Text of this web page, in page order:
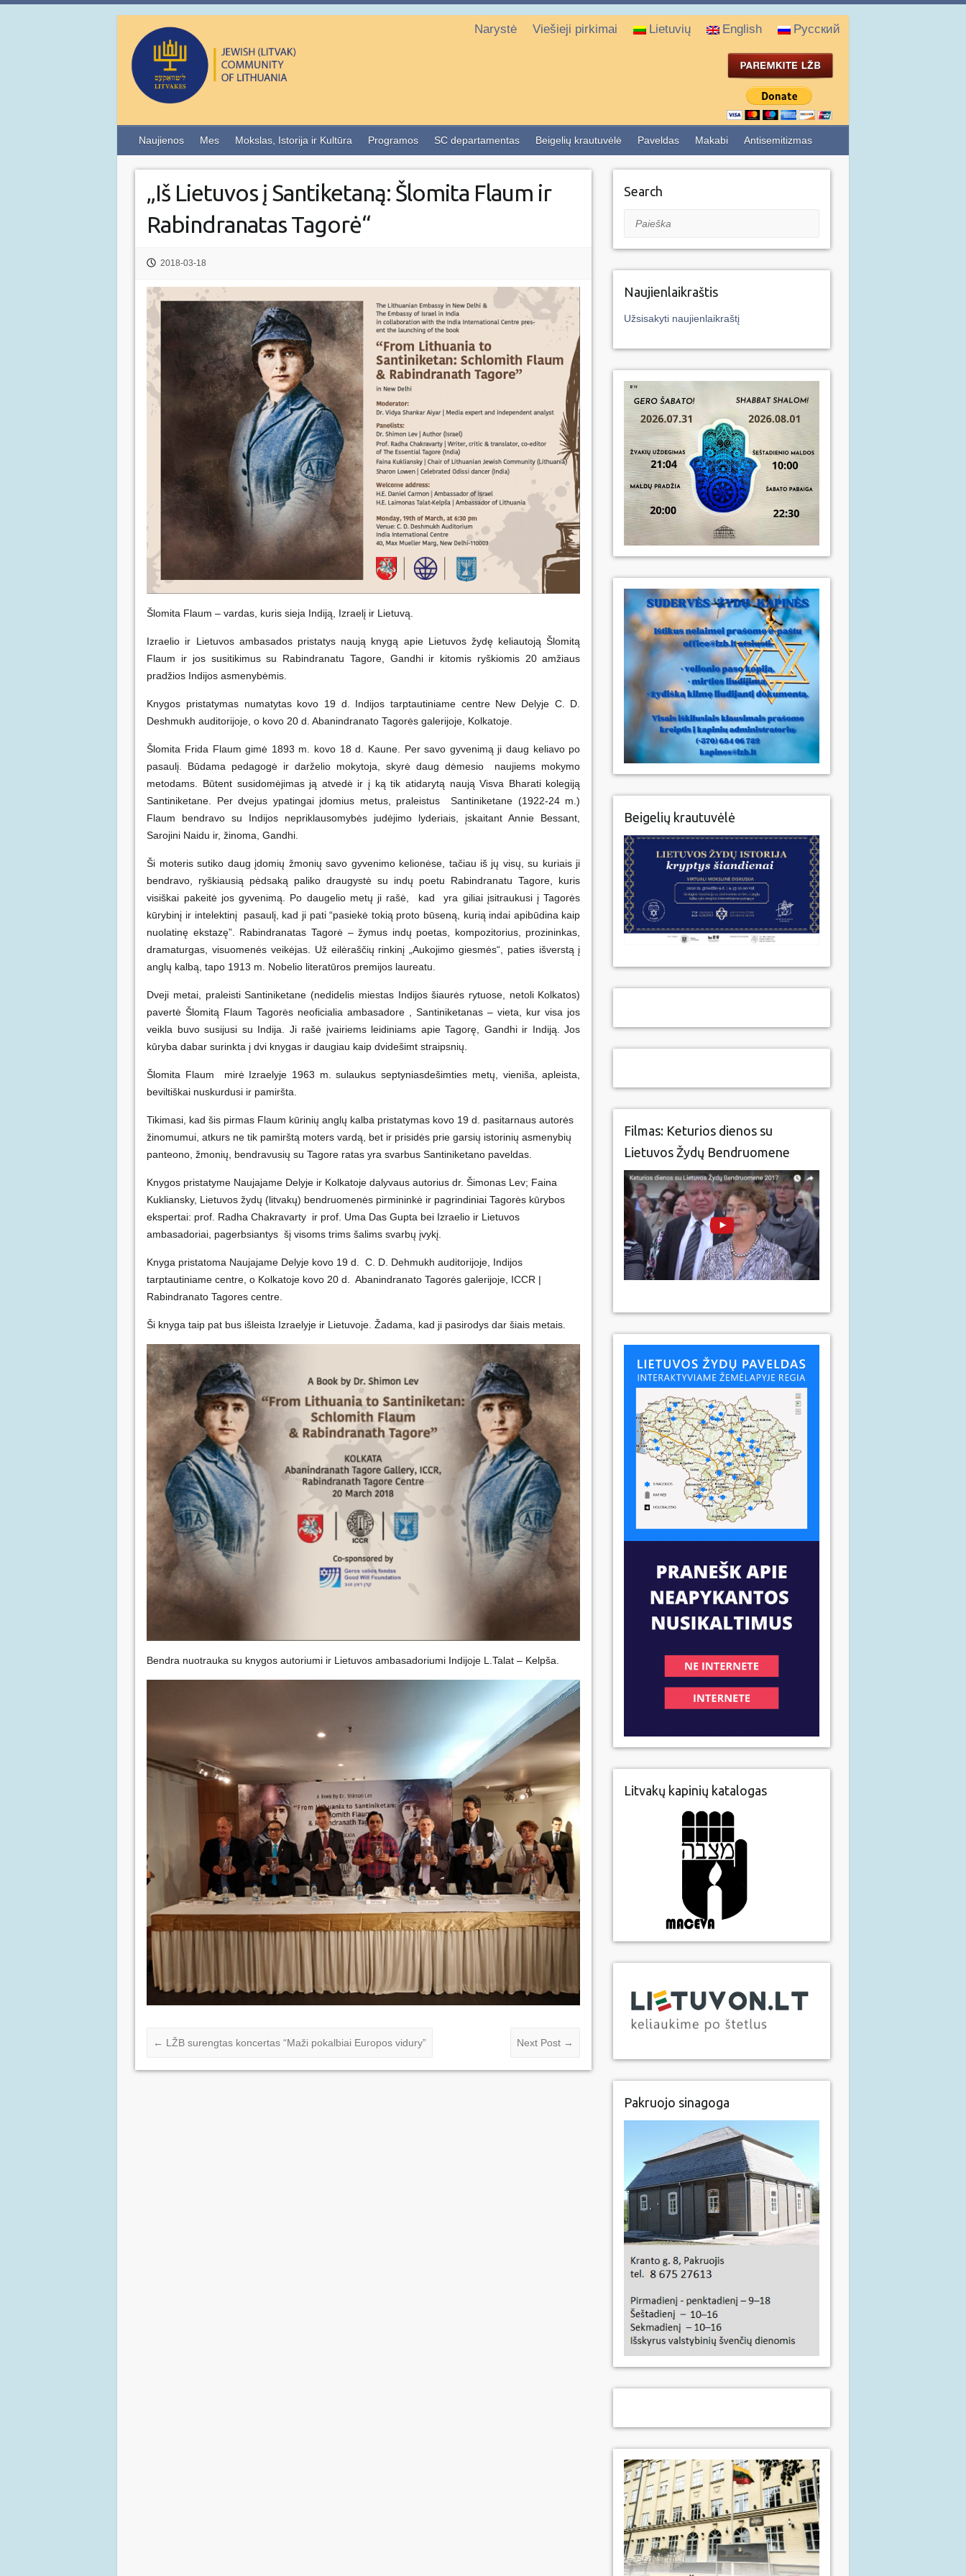
Narystė Viešieji pirkimai Lietuvių English Русский
Naujienos Mes Mokslas, Istorija ir Kultūra Programos SC departamentas Beigelių krautuvėlė Paveldas Makabi Antisemitizmas
„Iš Lietuvos į Santiketaną: Šlomita Flaum ir
Rabindranatas Tagorė“
2018-03-18
Šlomita Flaum – vardas, kuris sieja Indiją, Izraelį ir Lietuvą.
Izraelio ir Lietuvos ambasados pristatys naują knygą apie Lietuvos žydę keliautoją Šlomitą
Flaum ir jos susitikimus su Rabindranatu Tagore, Gandhi ir kitomis ryškiomis 20 amžiaus
pradžios Indijos asmenybėmis.
Knygos pristatymas numatytas kovo 19 d. Indijos tarptautiniame centre New Delyje C. D.
Deshmukh auditorijoje, o kovo 20 d. Abanindranato Tagorės galerijoje, Kolkatoje.
Šlomita Frida Flaum gimė 1893 m. kovo 18 d. Kaune. Per savo gyvenimą ji daug keliavo po
pasaulį. Būdama pedagogė ir darželio mokytoja, skyrė daug dėmesio naujiems mokymo
metodams. Būtent susidomėjimas ją atvedė ir į ką tik atidarytą naują Visva Bharati kolegiją
Santiniketane. Per dvejus ypatingai įdomius metus, praleistus Santiniketane (1922-24 m.)
Flaum bendravo su Indijos nepriklausomybės judėjimo lyderiais, įskaitant Annie Bessant,
Sarojini Naidu ir, žinoma, Gandhi.
Ši moteris sutiko daug įdomių žmonių savo gyvenimo kelionėse, tačiau iš jų visų, su kuriais ji
bendravo, ryškiausią pėdsaką paliko draugystė su indų poetu Rabindranatu Tagore, kuris
visiškai pakeitė jos gyvenimą. Po daugelio metų ji rašė, kad yra giliai įsitraukusi į Tagorės
kūrybinį ir intelektinį pasaulį, kad ji pati “pasiekė tokią proto būseną, kurią indai apibūdina kaip
nuolatinę ekstazę”. Rabindranatas Tagorė – žymus indų poetas, kompozitorius, prozininkas,
dramaturgas, visuomenės veikėjas. Už eilėraščių rinkinį „Aukojimo giesmės“, paties išverstą į
anglų kalbą, tapo 1913 m. Nobelio literatūros premijos laureatu.
Dveji metai, praleisti Santiniketane (nedidelis miestas Indijos šiaurės rytuose, netoli Kolkatos)
pavertė Šlomitą Flaum Tagorės neoficialia ambasadore , Santiniketanas – vieta, kur visa jos
veikla buvo susijusi su Indija. Ji rašė įvairiems leidiniams apie Tagorę, Gandhi ir Indiją. Jos
kūryba dabar surinkta į dvi knygas ir daugiau kaip dvidešimt straipsnių.
Šlomita Flaum mirė Izraelyje 1963 m. sulaukus septyniasdešimties metų, vieniša, apleista,
beviltiškai nuskurdusi ir pamiršta.
Tikimasi, kad šis pirmas Flaum kūrinių anglų kalba pristatymas kovo 19 d. pasitarnaus autorės
žinomumui, atkurs ne tik pamirštą moters vardą, bet ir prisidės prie garsių istorinių asmenybių
panteono, žmonių, bendravusių su Tagore ratas yra svarbus Santiniketano paveldas.
Knygos pristatyme Naujajame Delyje ir Kolkatoje dalyvaus autorius dr. Šimonas Lev; Faina
Kukliansky, Lietuvos žydų (litvakų) bendruomenės pirmininkė ir pagrindiniai Tagorės kūrybos
ekspertai: prof. Radha Chakravarty ir prof. Uma Das Gupta bei Izraelio ir Lietuvos
ambasadoriai, pagerbsiantys šį visoms trims šalims svarbų įvykį.
Knyga pristatoma Naujajame Delyje kovo 19 d. C. D. Dehmukh auditorijoje, Indijos
tarptautiniame centre, o Kolkatoje kovo 20 d. Abanindranato Tagorės galerijoje, ICCR |
Rabindranato Tagores centre.
Ši knyga taip pat bus išleista Izraelyje ir Lietuvoje. Žadama, kad ji pasirodys dar šiais metais.
Bendra nuotrauka su knygos autoriumi ir Lietuvos ambasadoriumi Indijoje L.Talat – Kelpša.
← LŽB surengtas koncertas “Maži pokalbiai Europos vidury” Next Post →
Search
Paieška
Naujienlaikraštis
Užsisakyti naujienlaikraštį
Beigelių krautuvėlė
Filmas: Keturios dienos su
Lietuvos Žydų Bendruomene
Litvakų kapinių katalogas
Pakruojo sinagoga